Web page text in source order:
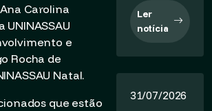
Carolina
e
Rocha de
Natal.
que estão
Ler
notícia
31/07/2026